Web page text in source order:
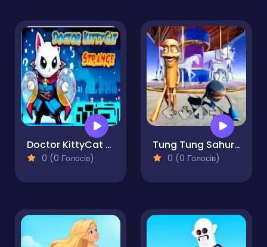
Doctor KittyCat Strange Pro
0 (0 Голосів)
Tung Tung Sahur VS Tralalero Tralala FNF
0 (0 Голосів)